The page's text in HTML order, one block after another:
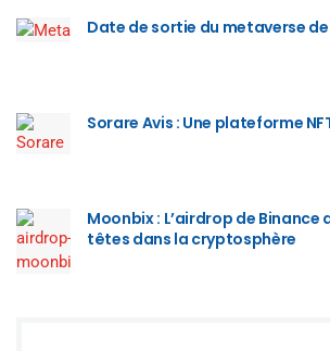
Date de sortie du metaverse
Sorare Avis : Une plateforme
Moonbix : L’airdrop de
têtes dans la cryptosphère